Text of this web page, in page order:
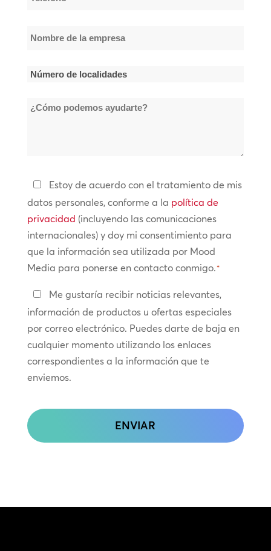
Nombre
Número
localidades
¿Cómo
Política
de
privacidad
*
Estoy de acuerdo con el tratamiento de mis
datos personales, conforme a la política de
privacidad (incluyendo las comunicaciones
internacionales) y doy mi consentimiento para
que la información sea utilizada por Mood
Media para ponerse en contacto conmigo.*
Manténte
en
contacto
Me gustaría recibir noticias relevantes,
información de productos u ofertas especiales
por correo electrónico. Puedes darte de baja en
cualquier momento utilizando los enlaces
correspondientes a la información que te
enviemos.